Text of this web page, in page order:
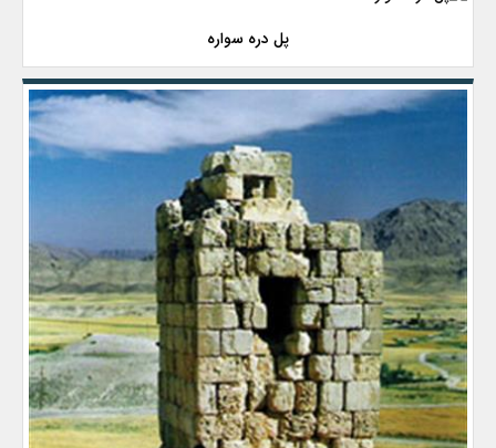
پل دره سواره